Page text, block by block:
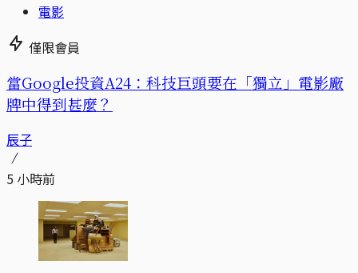
電影
僅限會員
當Google投資A24：科技巨頭要在「獨立」電影廠
牌中得到甚麼？
辰子
5 小時前